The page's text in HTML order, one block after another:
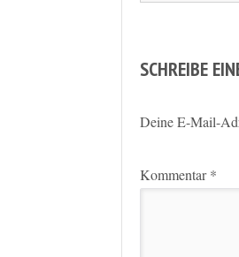
SCHREIBE
Deine E-Mail-
Kommentar*